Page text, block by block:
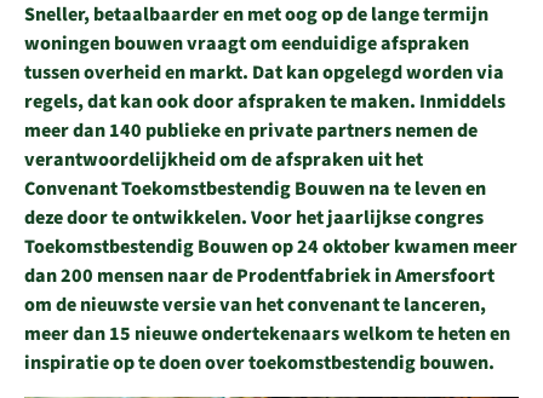
Sneller, betaalbaarder en met oog op de lange termijn
woningen bouwen vraagt om eenduidige afspraken
tussen overheid en markt. Dat kan opgelegd worden via
regels, dat kan ook door afspraken te maken. Inmiddels
meer dan 140 publieke en private partners nemen de
verantwoordelijkheid om de afspraken uit het
Convenant Toekomstbestendig Bouwen na te leven en
deze door te ontwikkelen. Voor het jaarlijkse congres
Toekomstbestendig Bouwen op 24 oktober kwamen meer
dan 200 mensen naar de Prodentfabriek in Amersfoort
om de nieuwste versie van het convenant te lanceren,
meer dan 15 nieuwe ondertekenaars welkom te heten en
inspiratie op te doen over toekomstbestendig bouwen.